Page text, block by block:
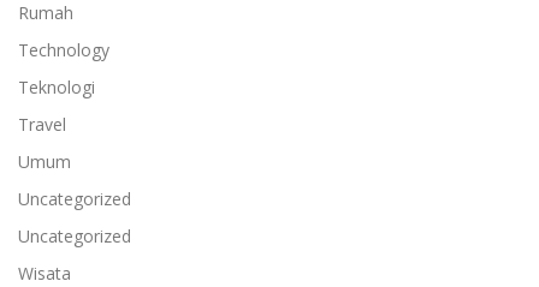
Rumah
Technology
Teknologi
Travel
Umum
Uncategorized
Uncategorized
Wisata